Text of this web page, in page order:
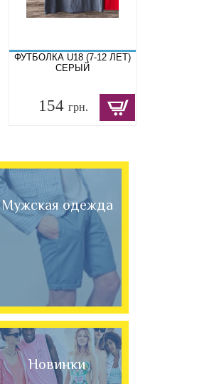
ФУТБОЛКА U18 (7-12 ЛЕТ)
СЕРЫЙ
154 грн.
Мужская одежда
Новинки